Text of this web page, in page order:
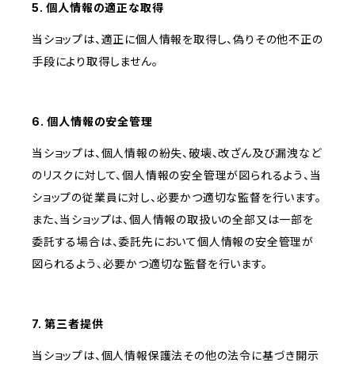
5. 個人情報の適正な取得
当ショップは、適正に個人情報を取得し、偽りその他不正の
手段により取得しません。
6. 個人情報の安全管理
当ショップは、個人情報の紛失、破壊、改ざん及び漏洩など
のリスクに対して、個人情報の安全管理が図られるよう、当
ショップの従業員に対し、必要かつ適切な監督を行います。
また、当ショップは、個人情報の取扱いの全部又は一部を
委託する場合は、委託先において個人情報の安全管理が
図られるよう、必要かつ適切な監督を行います。
7. 第三者提供
当ショップは、個人情報保護法その他の法令に基づき開示